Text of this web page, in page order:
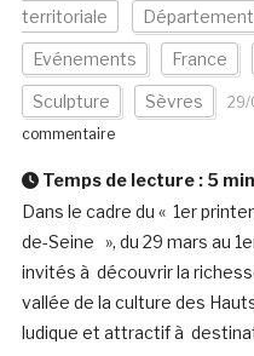
territoriale
Evénements France
Sculpture Sèvres 29/
commentaire
Temps de lecture : 5 min
Dans le cadre du « 1er
de-Seine », du 29 mars au
invités à découvrir la
vallée de la culture des
ludique et attractif à